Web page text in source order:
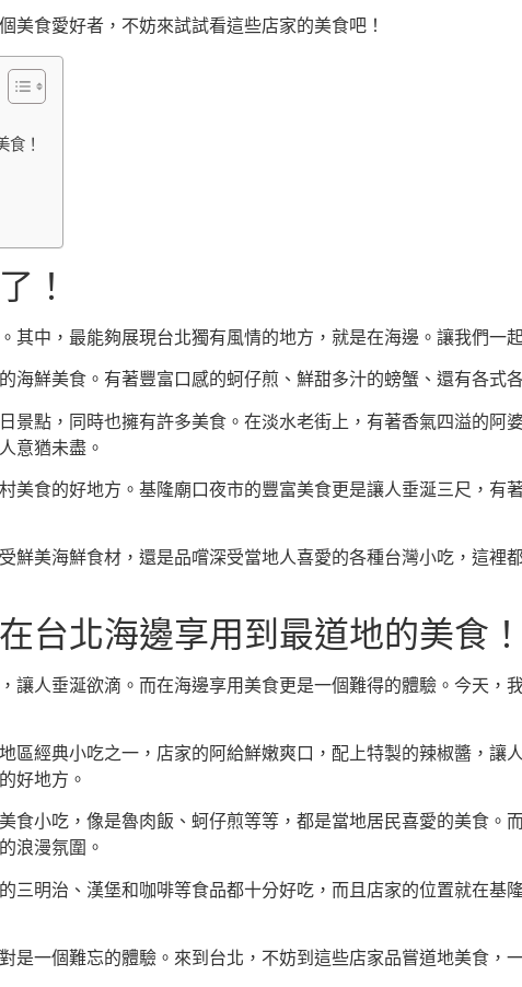
美食愛好者，不妨來試試看這些店家的美食吧！
食！
！
其中，最能夠展現台北獨有風情的地方，就是在海邊。讓我們一
海鮮美食。有著豐富口感的蚵仔煎、鮮甜多汁的螃蟹、還有各式
景點，同時也擁有許多美食。在淡水老街上，有著香氣四溢的阿
意猶未盡。
美食的好地方。基隆廟口夜市的豐富美食更是讓人垂涎三尺，有
鮮美海鮮食材，還是品嚐深受當地人喜愛的各種台灣小吃，這裡
台北海邊享用到最道地的美食！
讓人垂涎欲滴。而在海邊享用美食更是一個難得的體驗。今天，
區經典小吃之一，店家的阿給鮮嫩爽口，配上特製的辣椒醬，讓
好地方。
食小吃，像是魯肉飯、蚵仔煎等等，都是當地居民喜愛的美食。
浪漫氛圍。
三明治、漢堡和咖啡等食品都十分好吃，而且店家的位置就在基
是一個難忘的體驗。來到台北，不妨到這些店家品嘗道地美食，